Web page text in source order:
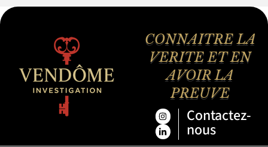
CONNAITRE LA
VERITE ET EN
AVOIR LA
PREUVE
Contactez-
nous